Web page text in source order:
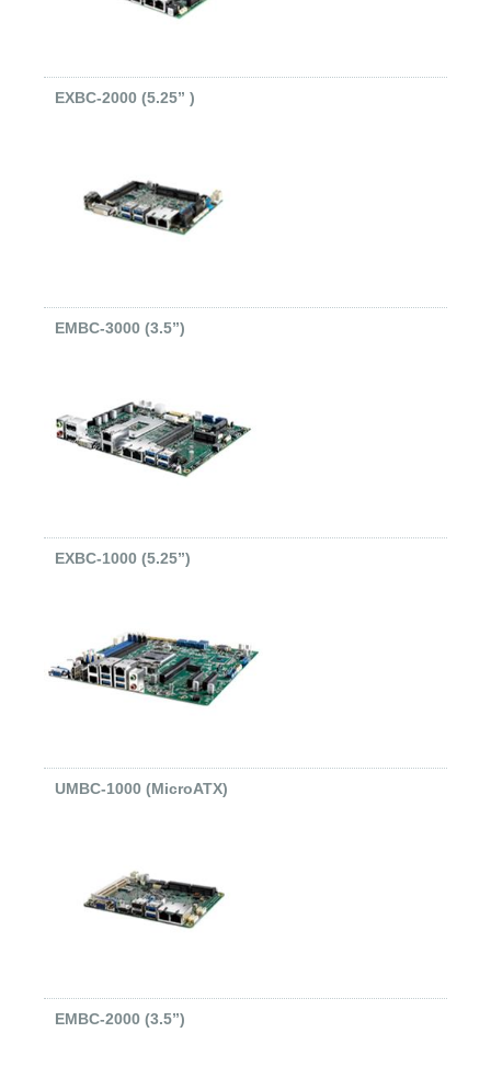
EXBC-2000 (5.25” )
EMBC-3000 (3.5”)
EXBC-1000 (5.25”)
UMBC-1000 (MicroATX)
EMBC-2000 (3.5”)